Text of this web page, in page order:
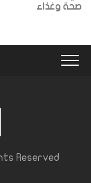
صحة وغذاء
Reserved.